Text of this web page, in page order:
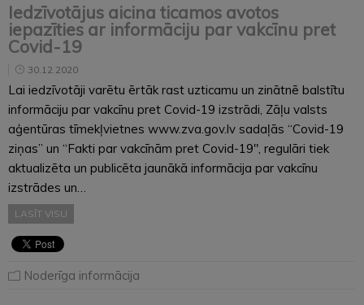
Iedzīvotājus aicina ticamos avotos
iepazīties ar informāciju par vakcīnu pret
Covid-19
30.12.2020
Lai iedzīvotāji varētu ērtāk rast uzticamu un zinātnē balstītu
informāciju par vakcīnu pret Covid-19 izstrādi, Zāļu valsts
aģentūras tīmekļvietnes www.zva.gov.lv sadaļās “Covid-19
ziņas” un “Fakti par vakcīnām pret Covid-19″, regulāri tiek
aktualizēta un publicēta jaunākā informācija par vakcīnu
izstrādes un…
LASĪT VISU
Noderīga informācija